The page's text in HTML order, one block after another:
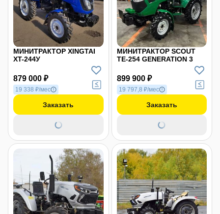
МИНИТРАКТОР XINGTAI
XT-244У
879 000 ₽
19 338 ₽/мес
Заказать
МИНИТРАКТОР SCOUT
TE-254 GENERATION 3
899 900 ₽
19 797,8 ₽/мес
Заказать